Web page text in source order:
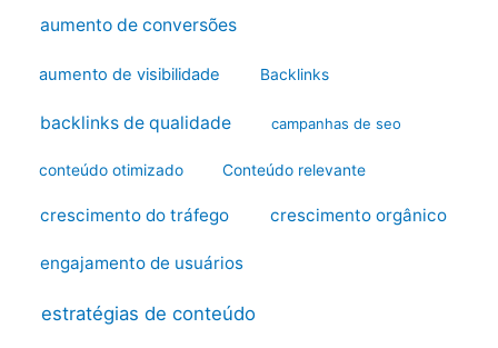
aumento de conversões
aumento de visibilidade Backlinks
backlinks de qualidade campanhas de seo
conteúdo otimizado Conteúdo relevante
crescimento do tráfego crescimento orgânico
engajamento de usuários
estratégias de conteúdo